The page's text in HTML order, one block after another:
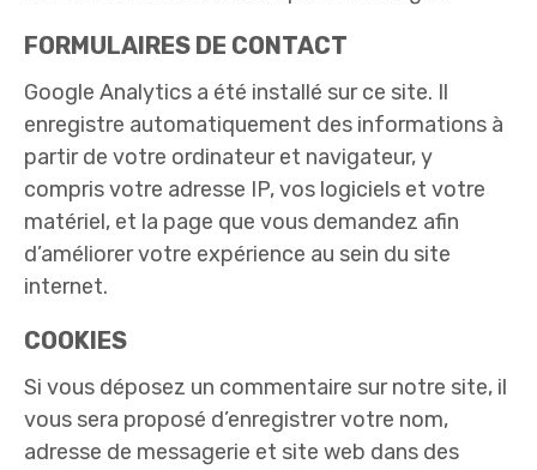
FORMULAIRES DE CONTACT
Google Analytics a été installé sur ce site. Il
enregistre automatiquement des informations à
partir de votre ordinateur et navigateur, y
compris votre adresse IP, vos logiciels et votre
matériel, et la page que vous demandez afin
d’améliorer votre expérience au sein du site
internet.
COOKIES
Si vous déposez un commentaire sur notre site, il
vous sera proposé d’enregistrer votre nom,
adresse de messagerie et site web dans des